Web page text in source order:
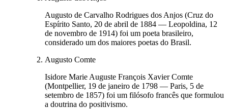
Augusto de Carvalho Rodrigues dos Anjos (Cruz do
Espírito Santo, 20 de abril de 1884 — Leopoldina, 12
de novembro de 1914) foi um poeta brasileiro,
considerado um dos maiores poetas do Brasil.
Augusto Comte
Isidore Marie Auguste François Xavier Comte
(Montpellier, 19 de janeiro de 1798 — Paris, 5 de
setembro de 1857) foi um filósofo francês que formulou
a doutrina do positivismo.